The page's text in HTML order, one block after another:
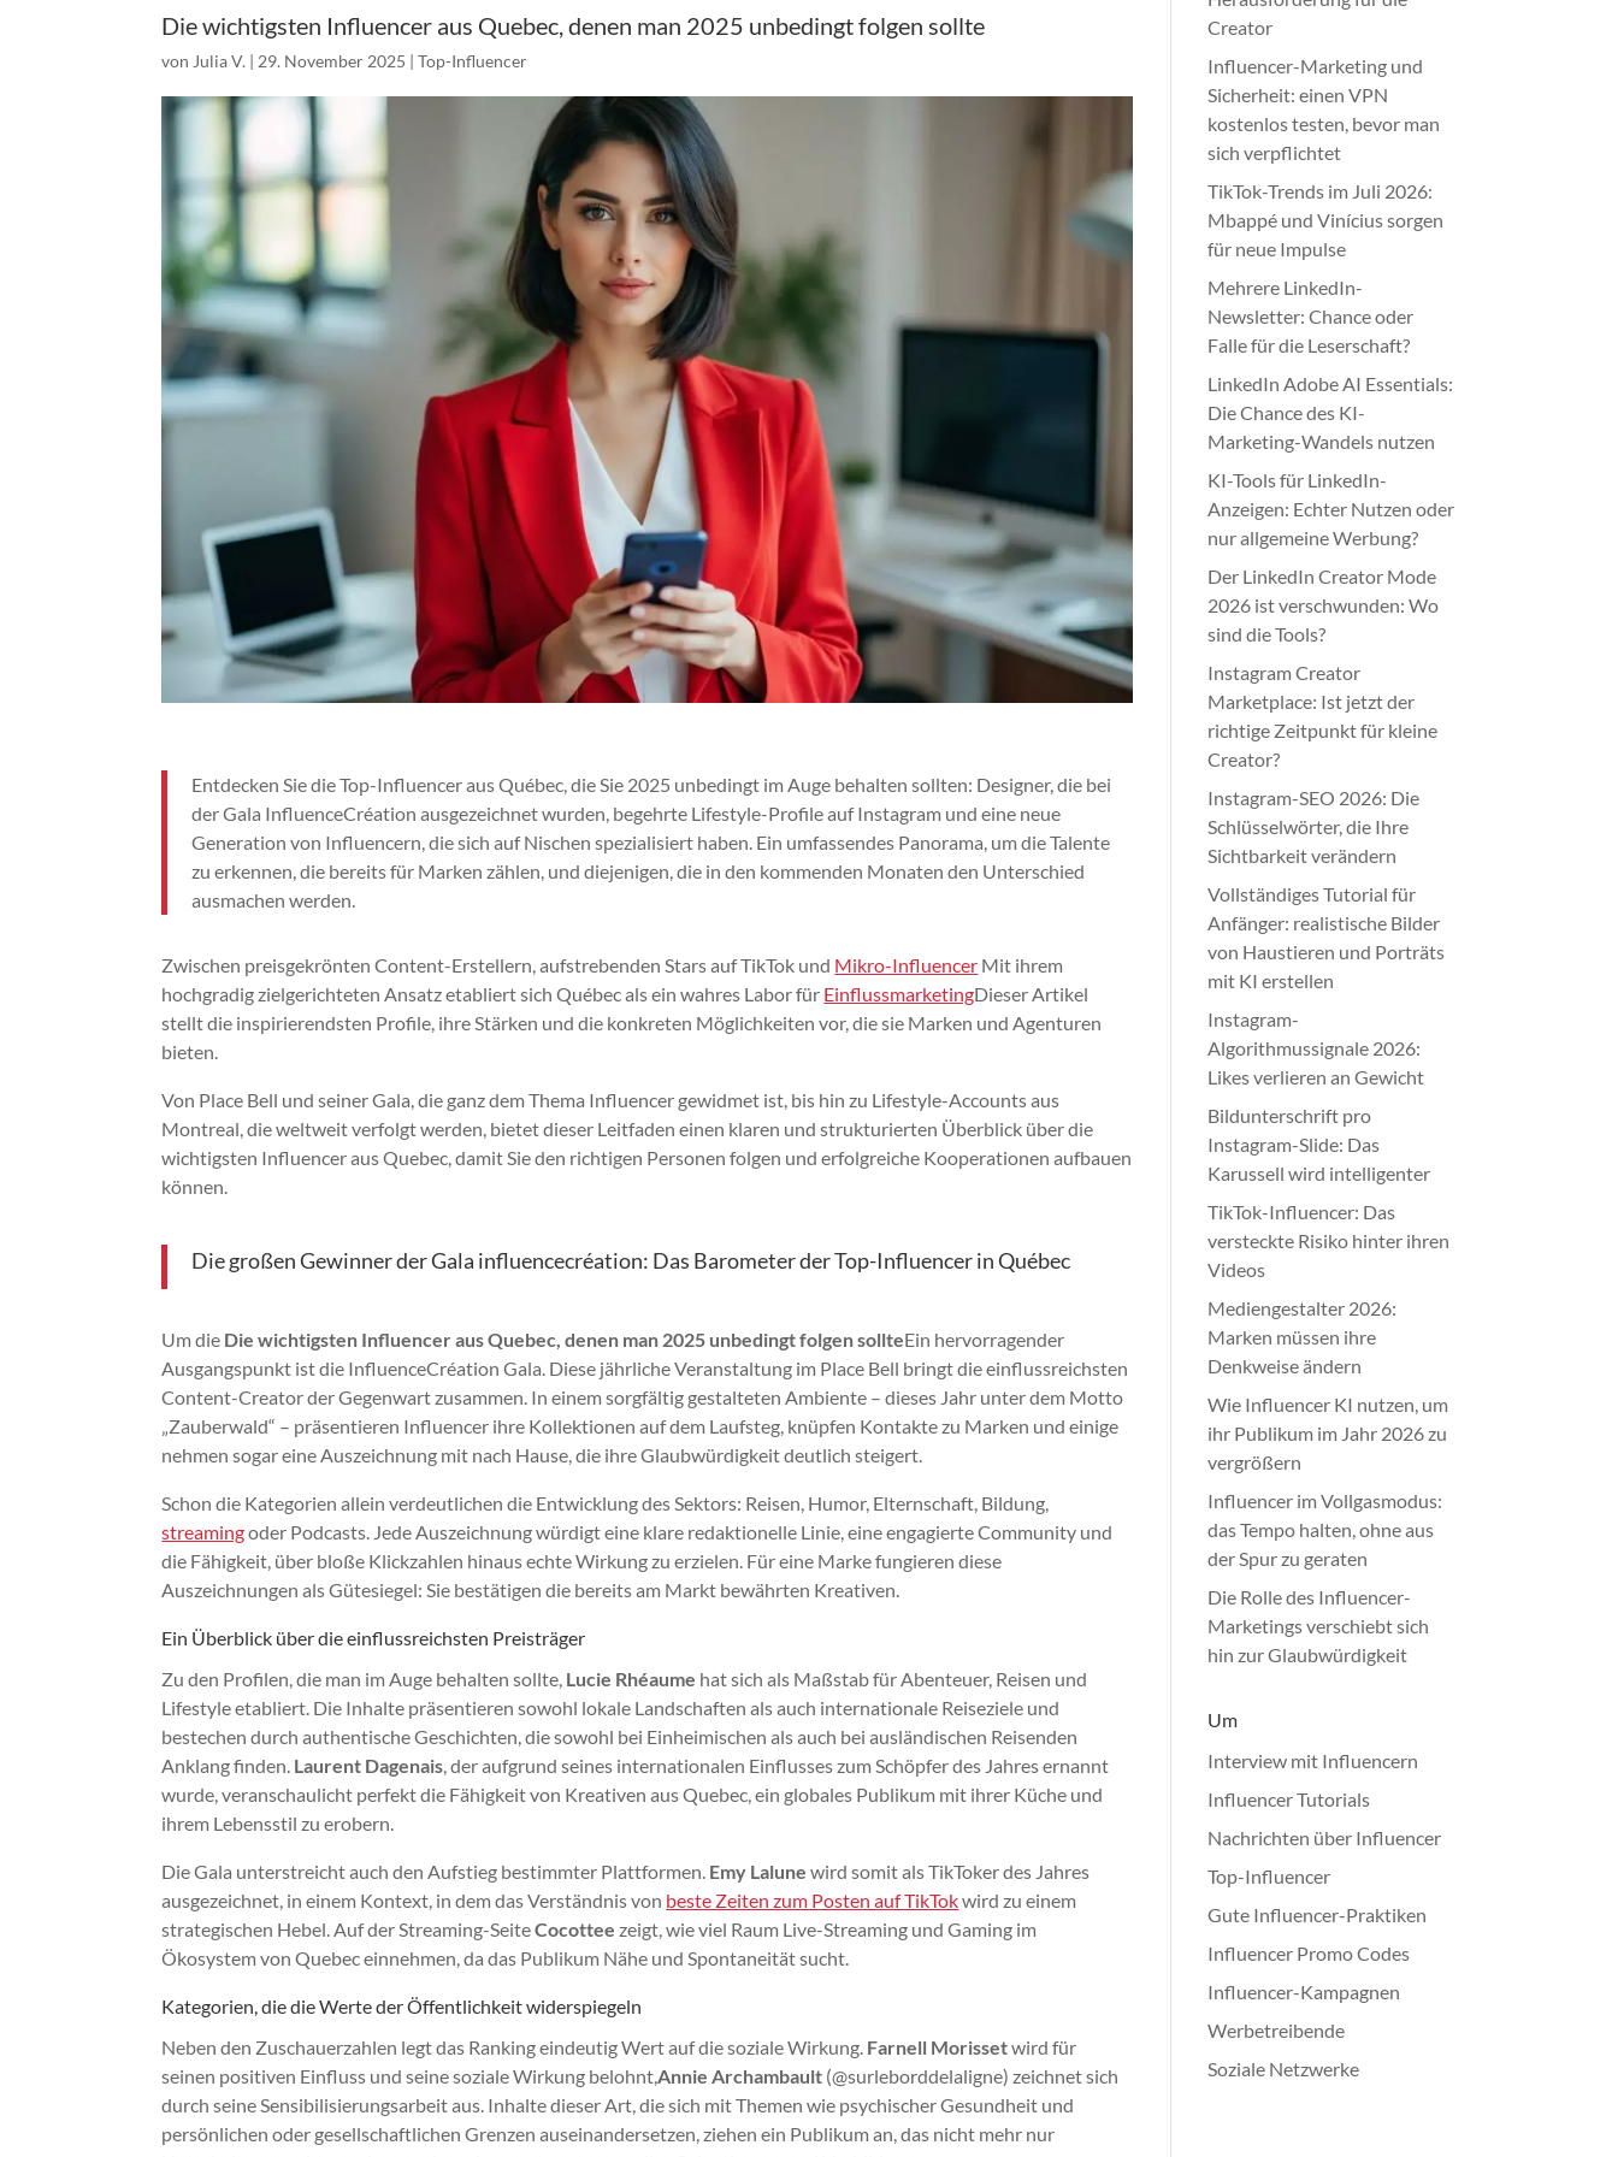
Die wichtigsten Influencer aus Quebec, denen man 2025 unbedingt folgen sollte
von Julia V. | 29. November 2025 |Top-Influencer
Entdecken Sie die Top-Influencer aus Québec, die Sie 2025 unbedingt im Auge behalten sollten: Designer, die bei
der Gala InfluenceCréation ausgezeichnet wurden, begehrte Lifestyle-Profile auf Instagram und eine neue
Generation von Influencern, die sich auf Nischen spezialisiert haben. Ein umfassendes Panorama, um die Talente
zu erkennen, die bereits für Marken zählen, und diejenigen, die in den kommenden Monaten den Unterschied
ausmachen werden.
Zwischen preisgekrönten Content-Erstellern, aufstrebenden Stars auf TikTok und Mikro-Influencer Mit ihrem
hochgradig zielgerichteten Ansatz etabliert sich Québec als ein wahres Labor für EinflussmarketingDieser Artikel
stellt die inspirierendsten Profile, ihre Stärken und die konkreten Möglichkeiten vor, die sie Marken und Agenturen
bieten.
Von Place Bell und seiner Gala, die ganz dem Thema Influencer gewidmet ist, bis hin zu Lifestyle-Accounts aus
Montreal, die weltweit verfolgt werden, bietet dieser Leitfaden einen klaren und strukturierten Überblick über die
wichtigsten Influencer aus Quebec, damit Sie den richtigen Personen folgen und erfolgreiche Kooperationen aufbauen
können.
Die großen Gewinner der Gala influencecréation: Das Barometer der Top-Influencer in Québec
Um die Die wichtigsten Influencer aus Quebec, denen man 2025 unbedingt folgen sollteEin hervorragender
Ausgangspunkt ist die InfluenceCréation Gala. Diese jährliche Veranstaltung im Place Bell bringt die einflussreichsten
Content-Creator der Gegenwart zusammen. In einem sorgfältig gestalteten Ambiente – dieses Jahr unter dem Motto
„Zauberwald“ – präsentieren Influencer ihre Kollektionen auf dem Laufsteg, knüpfen Kontakte zu Marken und einige
nehmen sogar eine Auszeichnung mit nach Hause, die ihre Glaubwürdigkeit deutlich steigert.
Schon die Kategorien allein verdeutlichen die Entwicklung des Sektors: Reisen, Humor, Elternschaft, Bildung,
streamingoder Podcasts. Jede Auszeichnung würdigt eine klare redaktionelle Linie, eine engagierte Community und
die Fähigkeit, über bloße Klickzahlen hinaus echte Wirkung zu erzielen. Für eine Marke fungieren diese
Auszeichnungen als Gütesiegel: Sie bestätigen die bereits am Markt bewährten Kreativen.
Ein Überblick über die einflussreichsten Preisträger
Zu den Profilen, die man im Auge behalten sollte, Lucie Rhéaume hat sich als Maßstab für Abenteuer, Reisen und
Lifestyle etabliert. Die Inhalte präsentieren sowohl lokale Landschaften als auch internationale Reiseziele und
bestechen durch authentische Geschichten, die sowohl bei Einheimischen als auch bei ausländischen Reisenden
Anklang finden. Laurent Dagenais, der aufgrund seines internationalen Einflusses zum Schöpfer des Jahres ernannt
wurde, veranschaulicht perfekt die Fähigkeit von Kreativen aus Quebec, ein globales Publikum mit ihrer Küche und
ihrem Lebensstil zu erobern.
Die Gala unterstreicht auch den Aufstieg bestimmter Plattformen. Emy Lalune wird somit als TikToker des Jahres
ausgezeichnet, in einem Kontext, in dem das Verständnis von beste Zeiten zum Posten auf TikTokwird zu einem
strategischen Hebel. Auf der Streaming-SeiteCocottee zeigt, wie viel Raum Live-Streaming und Gaming im
Ökosystem von Quebec einnehmen, da das Publikum Nähe und Spontaneität sucht.
Kategorien, die die Werte der Öffentlichkeit widerspiegeln
Neben den Zuschauerzahlen legt das Ranking eindeutig Wert auf die soziale Wirkung. Farnell Morissetwird für
seinen positiven Einfluss und seine soziale Wirkung belohnt,Annie Archambault (@surleborddelaligne) zeichnet sich
durch seine Sensibilisierungsarbeit aus. Inhalte dieser Art, die sich mit Themen wie psychischer Gesundheit und
persönlichen oder gesellschaftlichen Grenzen auseinandersetzen, ziehen ein Publikum an, das nicht mehr nur
Creator
Influencer-Marketing und
Sicherheit: einen VPN
kostenlos testen, bevor man
sich verpflichtet
TikTok-Trends im Juli 2026:
Mbappé und Vinícius sorgen
für neue Impulse
Mehrere LinkedIn-
Newsletter: Chance oder
Falle für die Leserschaft?
LinkedIn Adobe AI Essentials:
Die Chance des KI-
Marketing-Wandels nutzen
KI-Tools für LinkedIn-
Anzeigen: Echter Nutzen oder
nur allgemeine Werbung?
Der LinkedIn Creator Mode
2026 ist verschwunden: Wo
sind die Tools?
Instagram Creator
Marketplace: Ist jetzt der
richtige Zeitpunkt für kleine
Creator?
Instagram-SEO 2026: Die
Schlüsselwörter, die Ihre
Sichtbarkeit verändern
Vollständiges Tutorial für
Anfänger: realistische Bilder
von Haustieren und Porträts
mit KI erstellen
Instagram-
Algorithmussignale 2026:
Likes verlieren an Gewicht
Bildunterschrift pro
Instagram-Slide: Das
Karussell wird intelligenter
TikTok-Influencer: Das
versteckte Risiko hinter ihren
Videos
Mediengestalter 2026:
Marken müssen ihre
Denkweise ändern
Wie Influencer KI nutzen, um
ihr Publikum im Jahr 2026 zu
vergrößern
Influencer im Vollgasmodus:
das Tempo halten, ohne aus
der Spur zu geraten
Die Rolle des Influencer-
Marketings verschiebt sich
hin zur Glaubwürdigkeit
Um
Interview mit Influencern
Influencer Tutorials
Nachrichten über Influencer
Top-Influencer
Gute Influencer-Praktiken
Influencer Promo Codes
Influencer-Kampagnen
Werbetreibende
Soziale Netzwerke